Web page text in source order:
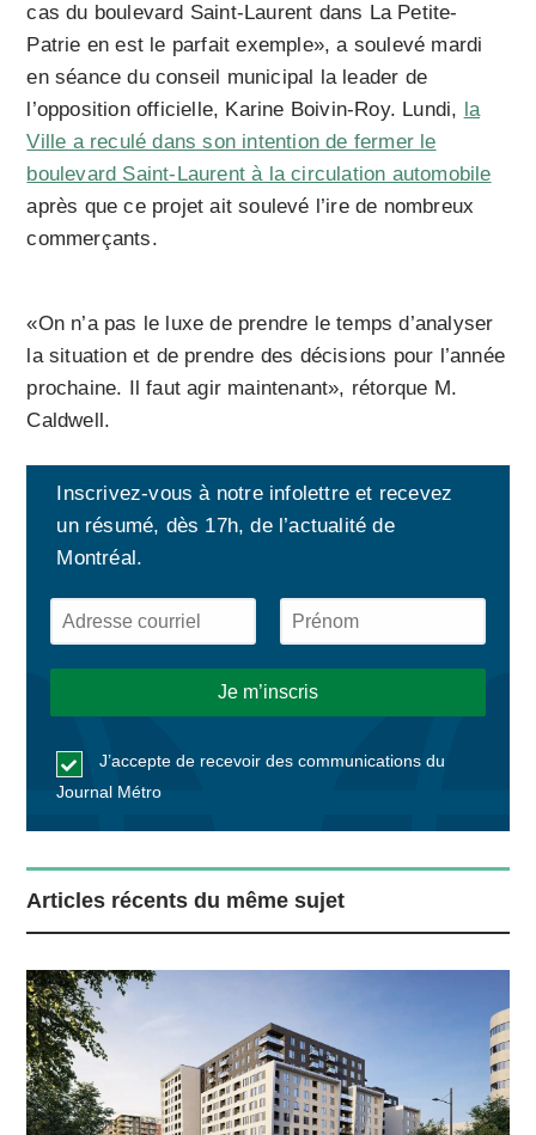
cas du boulevard Saint-Laurent dans La Petite-
Patrie en est le parfait exemple», a soulevé mardi
en séance du conseil municipal la leader de
l’opposition officielle, Karine Boivin-Roy. Lundi, la
Ville a reculé dans son intention de fermer le
boulevard Saint-Laurent à la circulation automobile
après que ce projet ait soulevé l’ire de nombreux
commerçants.
«On n’a pas le luxe de prendre le temps d’analyser
la situation et de prendre des décisions pour l’année
prochaine. Il faut agir maintenant», rétorque M.
Caldwell.
Inscrivez-vous à notre infolettre et recevez
un résumé, dès 17h, de l’actualité de
Montréal.
J’accepte de recevoir des communications du
Journal Métro
Articles récents du même sujet